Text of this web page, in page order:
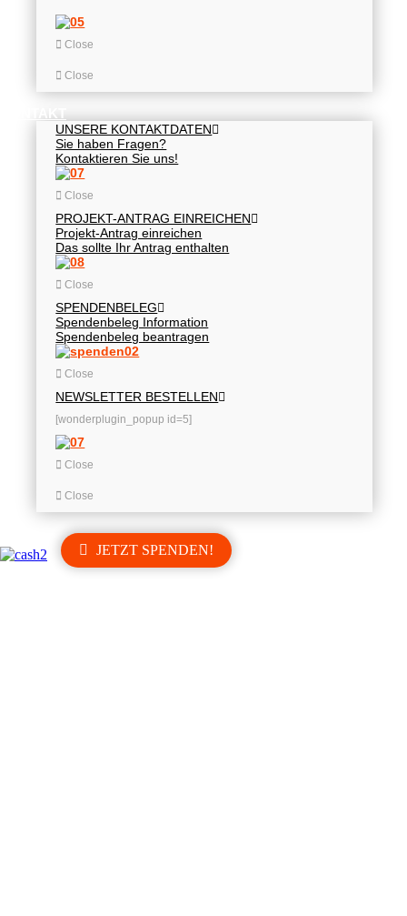
Close
Close
KONTAKT
UNSERE KONTAKTDATEN
Sie haben Fragen?
Kontaktieren Sie uns!
Close
PROJEKT-ANTRAG EINREICHEN
Projekt-Antrag einreichen
Das sollte Ihr Antrag enthalten
Close
SPENDENBELEG
Spendenbeleg Information
Spendenbeleg beantragen
Close
NEWSLETTER BESTELLEN
[wonderplugin_popup id=5]
Close
Close
JETZT SPENDEN!